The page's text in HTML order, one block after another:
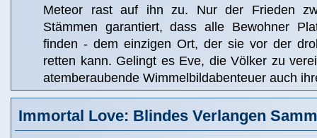
Meteor rast auf ihn zu. Nur der Frieden
Stämmen garantiert, dass alle Bewohner
finden - dem einzigen Ort, der sie vor der
retten kann. Gelingt es Eve, die Völker zu
atemberaubende Wimmelbildabenteuer auch
Immortal Love: Blindes Verlangen